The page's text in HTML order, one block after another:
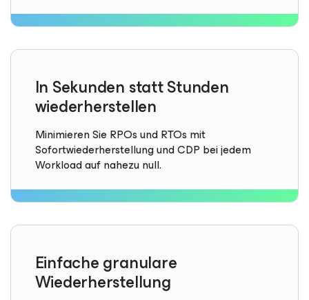
In Sekunden statt Stunden
wiederherstellen
Minimieren Sie RPOs und RTOs mit
Sofortwiederherstellung und CDP bei jedem
Workload auf nahezu null.
Einfache granulare
Wiederherstellung